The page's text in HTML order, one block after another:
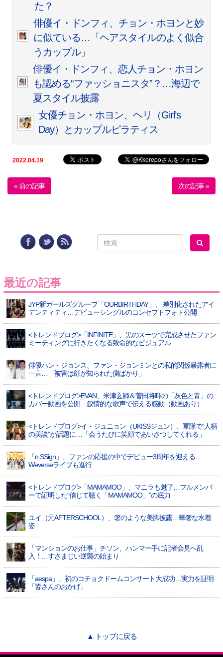
た？
俳優イ・ドンフィ、チョン・ホヨンと妙
に似ている…「ヘアスタイルのよく似合
うカップル」
俳優イ・ドンフィ、恋人チョン・ホヨン
も認める“ファッショニスタ”？…海辺で
夏スタイル披露
女優チョン・ホヨン、ヘリ（Girl’s
Day）とカップルピラティス
2022.04.19
« 前の記事 次の記事 »
最近の記事
JYP新ガールズグループ「OURBIRTHDAY」、 差別化されたアイ
デンティティ…デビューシングルのコンセプトフォト公開
<トレンドブログ>「INFINITE」、黒のスーツで完成させたファン
ミーティングに行きたくなる致命的なビジュアル
俳優ハン・ジョンス、ファン・ジョンミンとの私的関係暴露者に
一言…「被害は顔が知られた側ばかり」
<トレンドブログ>EVAN、米津玄師＆菅田将暉の「灰色と青」の
カバー動画を公開…叙情的な歌声で伝える感動（動画あり）
<トレンドブログ>イ・ジュニョン（UKISSジュン）、軍隊で“人柄
の美談”が話題に…「会うたびに笑顔であいさつしてくれる」
「n.SSign」、ファンの応援の中でデビュー3周年を迎える…
Weverseライブも進行
<トレンドブログ>「MAMAMOO」、マニラも魅了…フルメンバ
ーで証明した“信じて聴く「MAMAMOO」”の底力
ユイ（元AFTERSCHOOL）、箸のような美脚披露…華奢な水着
姿
「マンションのお仕事」チソン、ハンマー手に記者会見へ乱
入！…すさまじい逆襲の始まり
「aespa」、初のコチョクドームコンサート大成功…実力を証明
「皆さんのおかげ」
▲ トップに戻る